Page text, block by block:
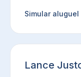
Simular aluguel
Lance